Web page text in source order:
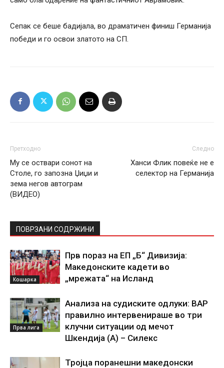
Сепак се беше бадијала, во драматичен финиш Германија
победи и го освои златото на СП.
Претходно
Му се оствари сонот на
Столе, го запозна Џиџи и
зема негов автограм
(ВИДЕО)
Следно
Ханси Флик повеќе не е
селектор на Германија
ПОВРЗАНИ СОДРЖИНИ
Кошарка
Прв пораз на ЕП „Б“ Дивизија:
Македонските кадети во
„мрежата“ на Исланд
Прва лига
Анализа на судиските одлуки: ВАР
правилно интервенираше во три
клучни ситуации од мечот
Шкендија (А) – Силекс
Тројца поранешни македонски